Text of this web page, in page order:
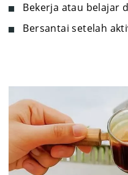
Bekerja atau belajar
Bersantai setelah